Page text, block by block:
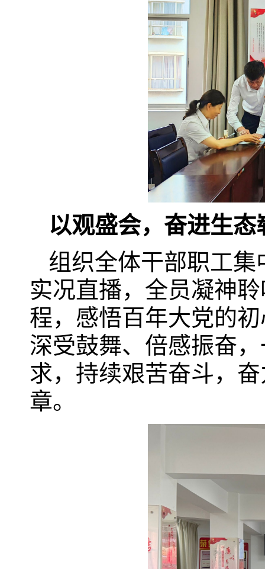
以观盛会，奋进生态
组织全体干部职工
实况直播，全员凝神
程，感悟百年大党的
深受鼓舞、倍感振奋
求，持续艰苦奋斗，
章。